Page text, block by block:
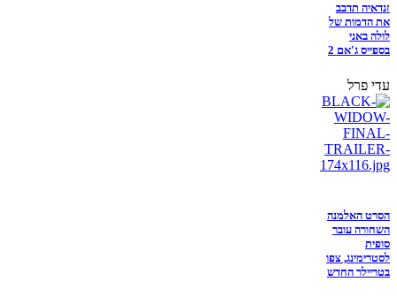
זנדאיה תדבב
את הדמות של
לולה באני
בספייס ג'אם 2
עדי פרל
הסרט האלמנה
השחורה עובר
סופית
לסטרימינג, צפו
בטריילר החדש